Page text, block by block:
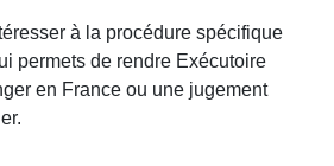
à la procédure spécifique
permets de rendre Exécutoire
en France ou une jugement